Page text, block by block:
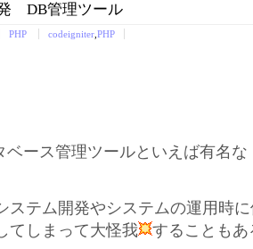
DB管理ツール
PHP codeigniter ,PHP
ベース管理ツールといえば有名な
ステム開発やシステムの運用時
てしまって大怪我
することも